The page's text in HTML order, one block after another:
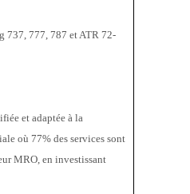
737, 777, 787 et ATR 72-
et adaptée à la
où 77% des services sont
MRO, en investissant